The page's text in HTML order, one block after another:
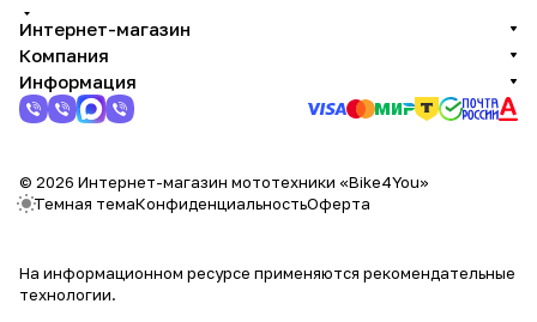
Интернет-магазин
Компания
Информация
© 2026 Интернет-магазин мототехники «Bike4You»
Темная темаКонфиденциальностьОферта
На информационном ресурсе применяются рекомендательные
технологии.